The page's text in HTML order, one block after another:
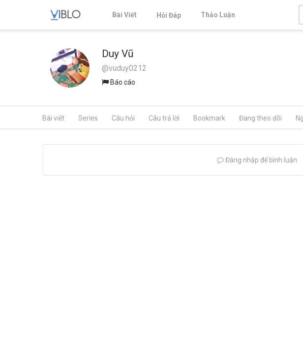
Bài Viết Hỏi Đáp Thảo Luận
Duy Vũ
@vuduy0212
Báo cáo
Bài viết Series Câu hỏi Câu trả lời Bookmark Đang theo dõi
Đăng nhập để bình luận